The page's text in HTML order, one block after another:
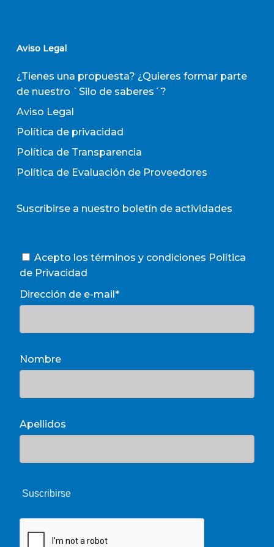
Aviso Legal
¿Tienes una propuesta? ¿Quieres formar parte
de nuestro `Silo de saberes´?
Aviso Legal
Política de privacidad
Política de Transparencia
Política de Evaluación de Proveedores
Suscribirse a nuestro boletín de actividades
Acepto los términos y condiciones Política
de Privacidad
Dirección de e-mail*
Nombre
Apellidos